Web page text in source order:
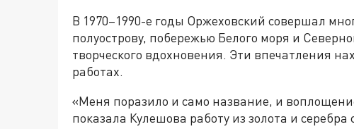
В 1970–1990-е годы Оржеховский совершал
полуострову, побережью Белого моря и
творческого вдохновения. Эти впечатления
работах.
«Меня поразило и само название, и
показала Кулешова работу из золота и